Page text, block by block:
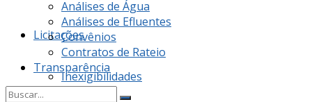
Licitações
Inexigibilidades
Análises de Água
Análises de Efluentes
Convênios
Contratos de Rateio
Transparência